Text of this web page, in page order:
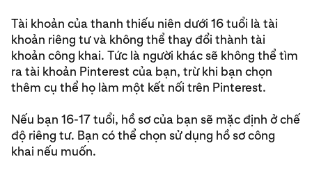
Tài khoản của thanh thiếu niên dưới 16 tuổi là tài
khoản riêng tư và không thể thay đổi thành tài
khoản công khai. Tức là người khác sẽ không thể tìm
ra tài khoản Pinterest của bạn, trừ khi bạn chọn
thêm cụ thể họ làm một kết nối trên Pinterest.
Nếu bạn 16-17 tuổi, hồ sơ của bạn sẽ mặc định ở chế
độ riêng tư. Bạn có thể chọn sử dụng hồ sơ công
khai nếu muốn.